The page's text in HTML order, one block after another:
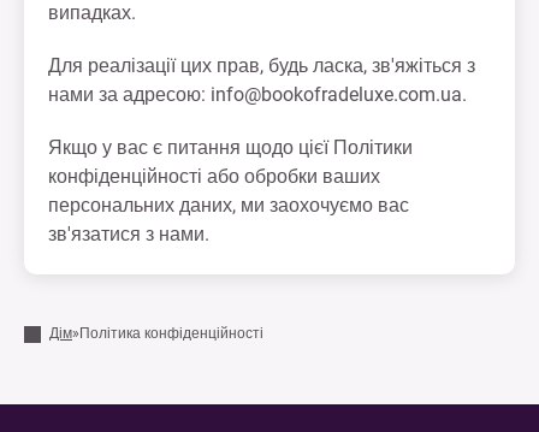
випадках.
Для реалізації цих прав, будь ласка, зв'яжіться з
нами за адресою: info@bookofradeluxe.com.ua.
Якщо у вас є питання щодо цієї Політики
конфіденційності або обробки ваших
персональних даних, ми заохочуємо вас
зв'язатися з нами.
Дім» Політика конфіденційності